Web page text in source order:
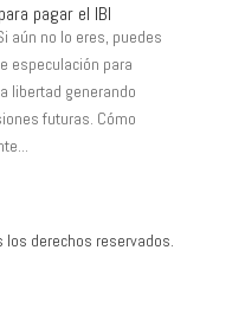
pagar el IBI
aún no lo eres, puedes
especulación para
libertad generando
futuras. Cómo
los derechos reservados.